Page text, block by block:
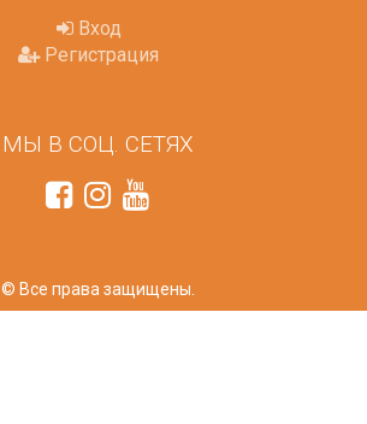
Вход
Регистрация
МЫ В СОЦ. СЕТЯХ
© Все права защищены.